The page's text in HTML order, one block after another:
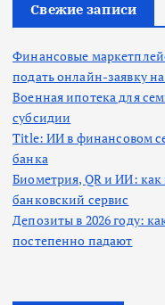
Свежие записи
Финансовые
подать онлайн-заявку
Военная ипотека для
субсидии
Title: ИИ в финансовом
банка
Биометрия, QR и ИИ:
банковский сервис
Депозиты в 2026 году:
постепенно падают